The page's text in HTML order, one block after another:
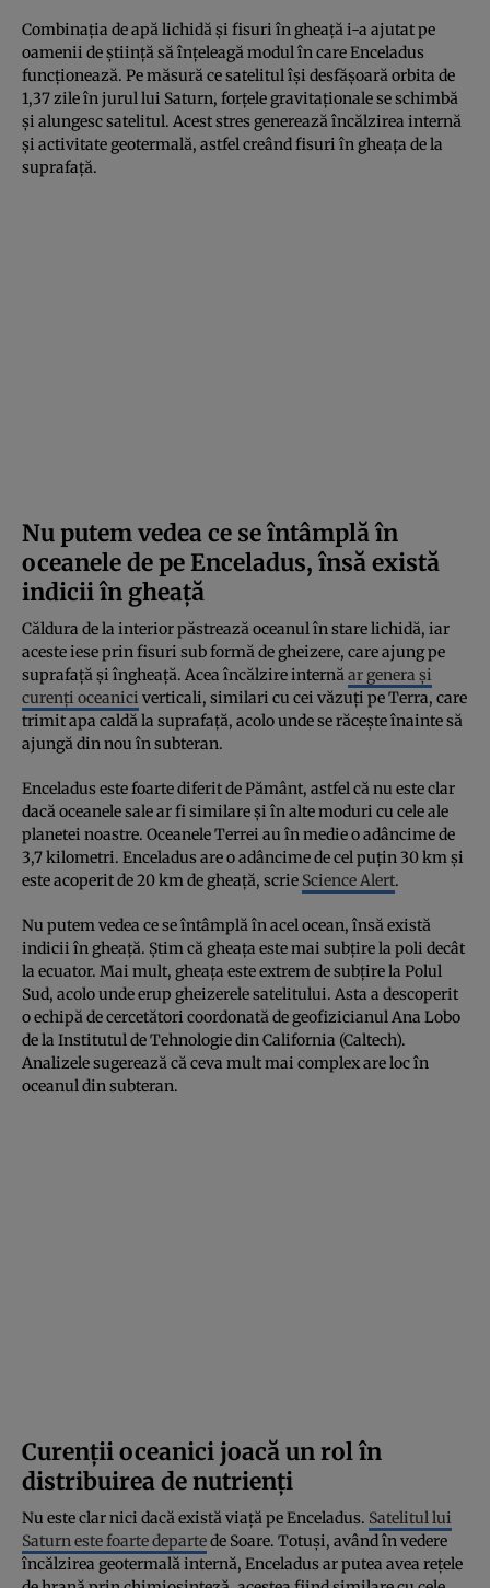
Combinația de apă lichidă și fisuri în gheață i-a ajutat pe
oamenii de știință să înțeleagă modul în care Enceladus
funcționează. Pe măsură ce satelitul își desfășoară orbita de
1,37 zile în jurul lui Saturn, forțele gravitaționale se schimbă
și alungesc satelitul. Acest stres generează încălzirea internă
și activitate geotermală, astfel creând fisuri în gheața de la
suprafață.
Nu putem vedea ce se întâmplă în
oceanele de pe Enceladus, însă există
indicii în gheață
Căldura de la interior păstrează oceanul în stare lichidă, iar
aceste iese prin fisuri sub formă de gheizere, care ajung pe
suprafață și îngheață. Acea încălzire internăar genera și
curenți oceanici verticali, similari cu cei văzuți pe Terra, care
trimit apa caldă la suprafață, acolo unde se răcește înainte să
ajungă din nou în subteran.
Enceladus este foarte diferit de Pământ, astfel că nu este clar
dacă oceanele sale ar fi similare și în alte moduri cu cele ale
planetei noastre. Oceanele Terrei au în medie o adâncime de
3,7 kilometri. Enceladus are o adâncime de cel puțin 30 km și
este acoperit de 20 km de gheață, scrie Science Alert.
Nu putem vedea ce se întâmplă în acel ocean, însă există
indicii în gheață. Știm că gheața este mai subțire la poli decât
la ecuator. Mai mult, gheața este extrem de subțire la Polul
Sud, acolo unde erup gheizerele satelitului. Asta a descoperit
o echipă de cercetători coordonată de geofizicianul Ana Lobo
de la Institutul de Tehnologie din California (Caltech).
Analizele sugerează că ceva mult mai complex are loc în
oceanul din subteran.
Curenții oceanici joacă un rol în
distribuirea de nutrienți
Nu este clar nici dacă există viață pe Enceladus. Satelitul lui
Saturn este foarte departede Soare. Totuși, având în vedere
încălzirea geotermală internă, Enceladus ar putea avea rețele